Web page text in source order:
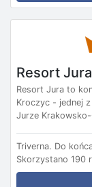
Resort
Resort Jura to
Kroczyc - jednej
Jurze
Triverna. Do
Skorzystano 190